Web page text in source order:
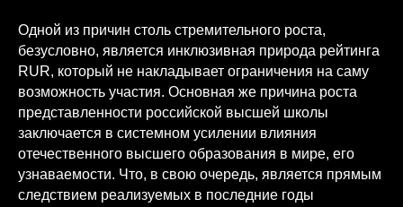
Одной из причин столь стремительного роста,
безусловно, является инклюзивная природа рейтинга
RUR, который не накладывает ограничения на саму
возможность участия. Основная же причина роста
представленности российской высшей школы
заключается в системном усилении влияния
отечественного высшего образования в мире, его
узнаваемости. Что, в свою очередь, является прямым
следствием реализуемых в последние годы